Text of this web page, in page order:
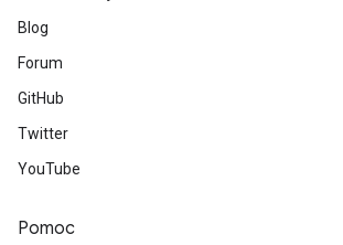
Blog
Forum
GitHub
Twitter
YouTube
Pomoc